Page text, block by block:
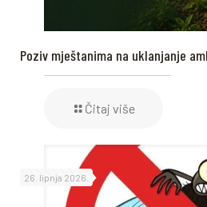
Poziv mještanima na uklanjanje
Čitaj više
26. lipnja 2026.